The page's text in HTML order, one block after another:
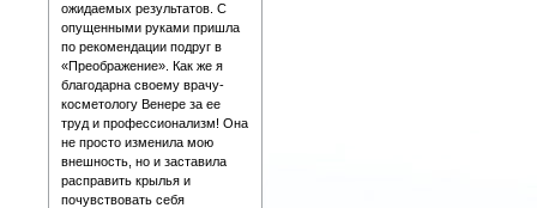
ожидаемых результатов. С
опущенными руками пришла
по рекомендации подруг в
«Преображение». Как же я
благодарна своему врачу-
косметологу Венере за ее
труд и профессионализм! Она
не просто изменила мою
внешность, но и заставила
расправить крылья и
почувствовать себя